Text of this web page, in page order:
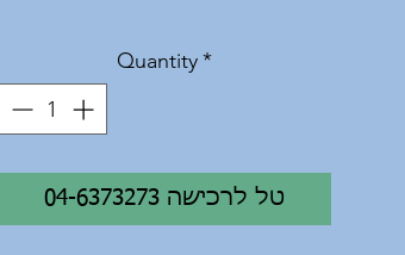
Quantity *
04-6373273 טל לרכישה